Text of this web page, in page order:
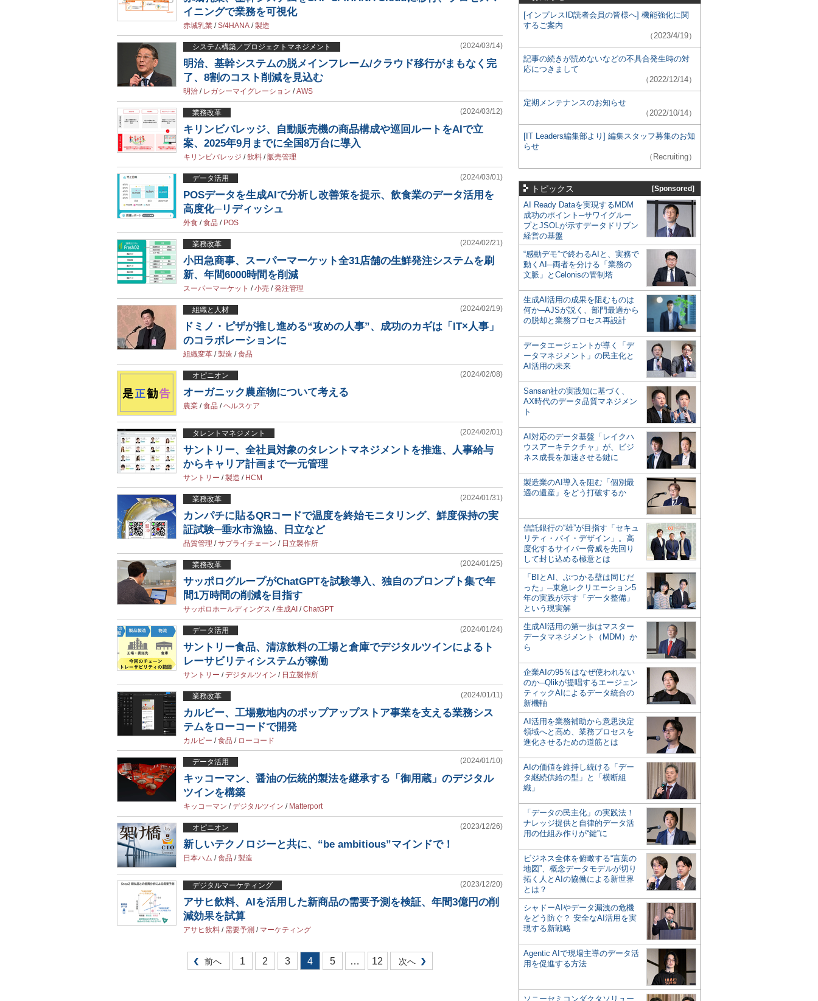
イニングで業務を可視化
赤城乳業 /S/4HANA /製造
システム構築／プロジェクトマネジメント (2024/03/14)
明治、基幹システムの脱メインフレーム/クラウド移行がまもなく完
了、8割のコスト削減を見込む
明治 / レガシーマイグレーション /AWS
業務改革 (2024/03/12)
キリンビバレッジ、自動販売機の商品構成や巡回ルートをAIで立
案、2025年9月までに全国8万台に導入
キリンビバレッジ /飲料 /販売管理
データ活用 (2024/03/01)
POSデータを生成AIで分析し改善策を提示、飲食業のデータ活用を
高度化─リディッシュ
外食 /食品 / POS
業務改革 (2024/02/21)
小田急商事、スーパーマーケット全31店舗の生鮮発注システムを刷
新、年間6000時間を削減
スーパーマーケット /小売 /発注管理
組織と人材 (2024/02/19)
ドミノ・ピザが推し進める“攻めの人事”、成功のカギは「IT×人事」
のコラボレーションに
組織変革 /製造 /食品
オピニオン (2024/02/08)
オーガニック農産物について考える
農業 /食品 /ヘルスケア
タレントマネジメント (2024/02/01)
サントリー、全社員対象のタレントマネジメントを推進、人事給与
からキャリア計画まで一元管理
サントリー /製造 / HCM
業務改革 (2024/01/31)
カンパチに貼るQRコードで温度を終始モニタリング、鮮度保持の実
証試験─垂水市漁協、日立など
品質管理 /サプライチェーン / 日立製作所
業務改革 (2024/01/25)
サッポログループがChatGPTを試験導入、独自のプロンプト集で年
間1万時間の削減を目指す
サッポロホールディングス /生成AI /ChatGPT
データ活用 (2024/01/24)
サントリー食品、清涼飲料の工場と倉庫でデジタルツインによるト
レーサビリティシステムが稼働
サントリー /デジタルツイン / 日立製作所
業務改革 (2024/01/11)
カルビー、工場敷地内のポップアップストア事業を支える業務シス
テムをローコードで開発
カルビー /食品 / ローコード
データ活用 (2024/01/10)
キッコーマン、醤油の伝統的製法を継承する「御用蔵」のデジタル
ツインを構築
キッコーマン /デジタルツイン / Matterport
オピニオン (2023/12/26)
新しいテクノロジーと共に、“be ambitious”マインドで！
日本ハム /食品 /製造
デジタルマーケティング (2023/12/20)
アサヒ飲料、AIを活用した新商品の需要予測を検証、年間3億円の削
減効果を試算
アサヒ飲料 / 需要予測 / マーケティング
前へ 1 2 3 4 5 … 12 次へ
[インプレスID読者会員の皆様へ] 機能強化に関
するご案内
（2023/4/19）
記事の続きが読めないなどの不具合発生時の対
応につきまして
（2022/12/14）
定期メンテナンスのお知らせ
（2022/10/14）
[IT Leaders編集部より] 編集スタッフ募集のお知
らせ
（Recruiting）
トピックス [Sponsored]
AI Ready Dataを実現するMDM
成功のポイント─サワイグルー
プとJSOLが示すデータドリブン
経営の基盤
“感動デモ”で終わるAIと、実務で
動くAI─両者を分ける「業務の
文脈」とCelonisの管制塔
生成AI活用の成果を阻むものは
何か─AJSが説く、部門最適から
の脱却と業務プロセス再設計
データエージェントが導く「デ
ータマネジメント」の民主化と
AI活用の未来
Sansan社の実践知に基づく、
AX時代のデータ品質マネジメン
ト
AI対応のデータ基盤「レイクハ
ウスアーキテクチャ」が、ビジ
ネス成長を加速させる鍵に
製造業のAI導入を阻む「個別最
適の遺産」をどう打破するか
信託銀行の“雄”が目指す「セキュ
リティ・バイ・デザイン」。高
度化するサイバー脅威を先回り
して封じ込める極意とは
「BIとAI、ぶつかる壁は同じだ
った」─東急レクリエーション5
年の実践が示す「データ整備」
という現実解
生成AI活用の第一歩はマスター
データマネジメント（MDM）か
ら
企業AIの95％はなぜ使われない
のか─Qlikが提唱するエージェン
ティックAIによるデータ統合の
新機軸
AI活用を業務補助から意思決定
領域へと高め、業務プロセスを
進化させるための道筋とは
AIの価値を維持し続ける「デー
タ継続供給の型」と「横断組
織」
「データの民主化」の実践法！
ナレッジ提供と自律的データ活
用の仕組み作りが“鍵”に
ビジネス全体を俯瞰する“言葉の
地図”、概念データモデルが切り
拓く人とAIの協働による新世界
とは？
シャドーAIやデータ漏洩の危機
をどう防ぐ？ 安全なAI活用を実
現する新戦略
Agentic AIで現場主導のデータ活
用を促進する方法
ソニーセミコンダクタソリュー